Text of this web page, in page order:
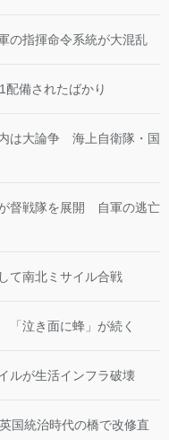
の指揮命令系統が大混乱
備されたばかり
は大論争 海上自衛隊・国
督戦隊を展開 自軍の逃亡
て南北ミサイル合戦
泣き面に蜂」が続く
ルが生活インフラ破壊
統治時代の橋で改修直